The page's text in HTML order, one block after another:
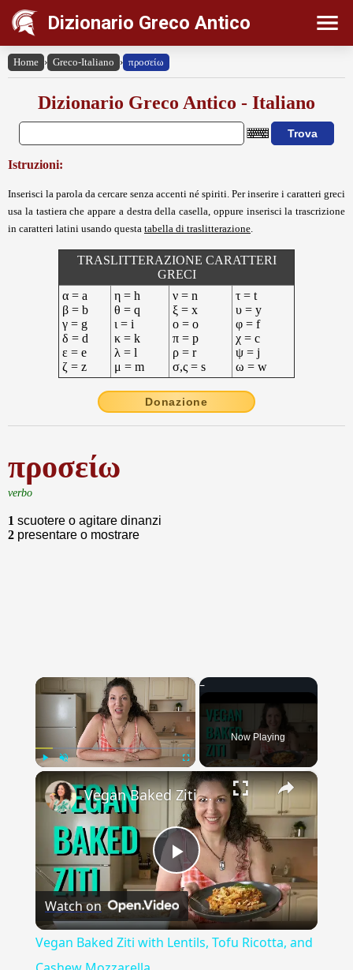
Dizionario Greco Antico
Home › Greco-Italiano › προσείω
Dizionario Greco Antico - Italiano
Istruzioni:
Inserisci la parola da cercare senza accenti né spiriti. Per inserire i caratteri greci
usa la tastiera che appare a destra della casella, oppure inserisci la trascrizione
in caratteri latini usando questa tabella di traslitterazione
TRASLITTERAZIONE CARATTERI
GRECI
α = a
β = b
γ = g
δ = d
ε = e
ζ = z
η = h
θ = q
ι = i
κ = k
λ = l
μ = m
ν = n
ξ = x
ο = o
π = p
ρ = r
σ,ς = s
τ = t
υ = y
φ = f
χ = c
ψ = j
ω = w
Donazione
προσείω
verbo
1 scuotere o agitare dinanzi
2 presentare o mostrare
×
Fullscreen
Now Playing
×
Play
Video
Vegan Baked Ziti with Lentils, Tofu Ricotta, and Cashew Mozzarella
Watch on
Vegan Baked Ziti with Lentils, Tofu Ricotta, and